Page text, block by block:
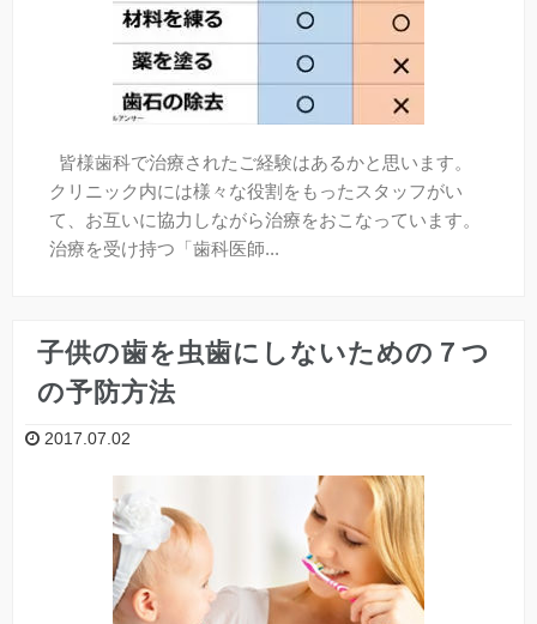
皆様歯科で治療されたご経験はあるかと思います。
クリニック内には様々な役割をもったスタッフがい
て、お互いに協力しながら治療をおこなっています。
治療を受け持つ「歯科医師...
子供の歯を虫歯にしないための７つ
の予防方法
2017.07.02